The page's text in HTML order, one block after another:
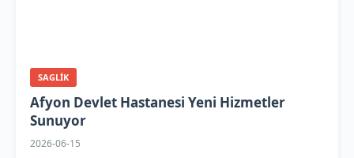
SAGLIK
Afyon Devlet Hastanesi Yeni Hizmetler
Sunuyor
2026-06-15